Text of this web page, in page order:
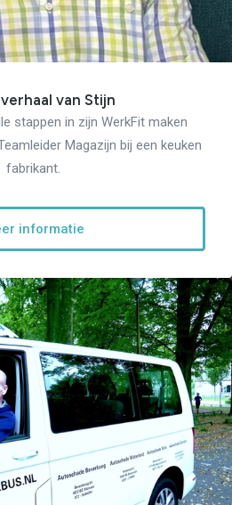
van Stijn
stappen in zijn WerkFit maken
Magazijn bij een keuken
fabrikant.
informatie